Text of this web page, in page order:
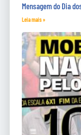
Mensagem do Dia
Leia mais »